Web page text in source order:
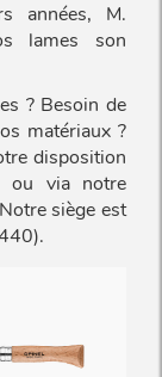
années, M.
lames son
? Besoin de
matériaux ?
disposition
via notre
siège est